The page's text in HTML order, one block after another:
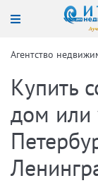
Агентство
Купить
дом или